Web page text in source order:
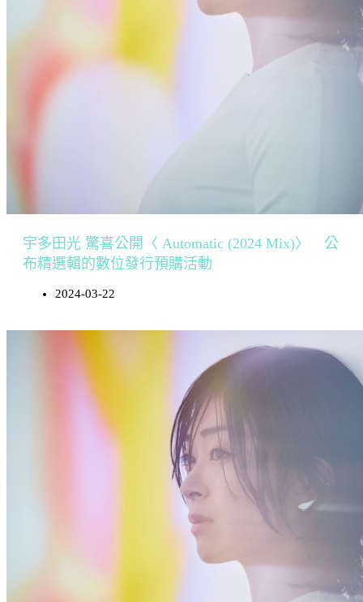
宇多田光 驚喜公開〈 Automatic (2024 Mix)〉 公
布精選輯的數位發行預購活動
2024-03-22